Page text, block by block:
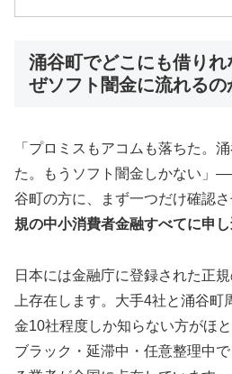
涌谷町でどこにも借り
ぜソフト闇金に流れるの
「プロミスもアコムも落ちた。
た。もうソフト闇金しかない」
谷町の方に、まず一つだけ確認
規の中小消費者金融すべてに申
日本には金融庁に登録された正
上存在します。大手4社と涌谷
金10社程度しか知らない方がほ
ブラック・延滞中・任意整理中